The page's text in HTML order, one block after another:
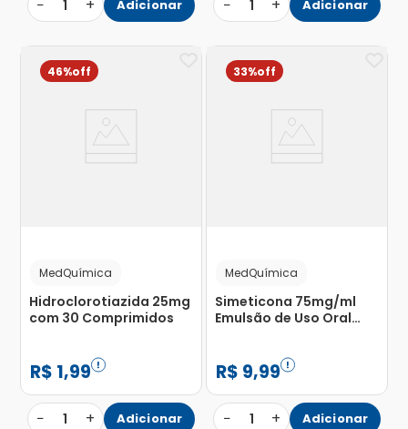
− 1 + Adicionar − 1 + Adicionar
46%
MedQuímica
Hidroclorotiazida 25mg
com 30 Comprimidos
R$ 1,99
− 1 + Adicionar
33%
MedQuímica
Simeticona 75mg/ml
Emulsão de Uso Oral
R$ 9,99
− 1 + Adicionar